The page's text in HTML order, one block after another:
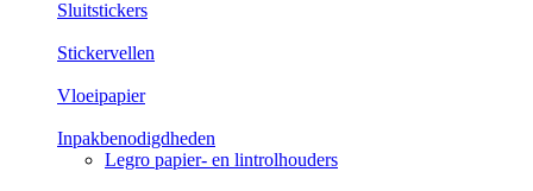
Sluitstickers
Stickervellen
Vloeipapier
Inpakbenodigdheden
Legro papier- en lintrolhouders